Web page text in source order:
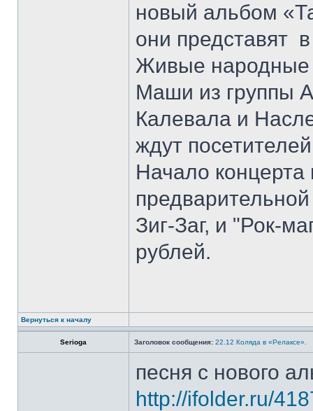
новый альбом
они представят
Живые народные
Маши из группы
Калевала и
ждут
Начало
Зиг-Заг, и "Рок-
рублей.
Вернуться к началу
Serioga Заголовок сообщения: 22.12 Коляда в «Релаксе».
песня с нового
http://ifolder.ru/